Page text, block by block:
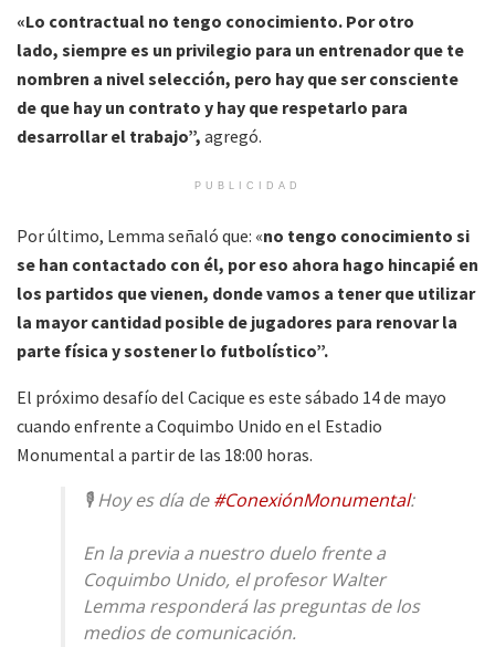
«Lo contractual no tengo conocimiento. Por otro
lado, siempre es un privilegio para un entrenador que te
nombren a nivel selección, pero hay que ser consciente
de que hay un contrato y hay que respetarlo para
desarrollar el trabajo”, agregó.
PUBLICIDAD
Por último, Lemma señaló que: «no tengo conocimiento si
se han contactado con él, por eso ahora hago hincapié en
los partidos que vienen, donde vamos a tener que utilizar
la mayor cantidad posible de jugadores para renovar la
parte física y sostener lo futbolístico”.
El próximo desafío del Cacique es este sábado 14 de mayo
cuando enfrente a Coquimbo Unido en el Estadio
Monumental a partir de las 18:00 horas.
🎙 Hoy es día de#ConexiónMonumental:
En la previa a nuestro duelo frente a
Coquimbo Unido, el profesor Walter
Lemma responderá las preguntas de los
medios de comunicación.